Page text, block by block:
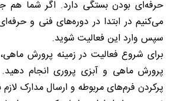
حرفه‌ای بودن بستگی دارد. اگر شما هم
می‌کنیم در ابتدا در دوره‌های فنی و
سپس وارد این فعالیت شوید.
برای شروع فعالیت در زمینه پرورش ماهی،
پرورش ماهی و آبزی ‌پروری انجام
پرکردن فرم‌های مربوطه و ارسال مدارک